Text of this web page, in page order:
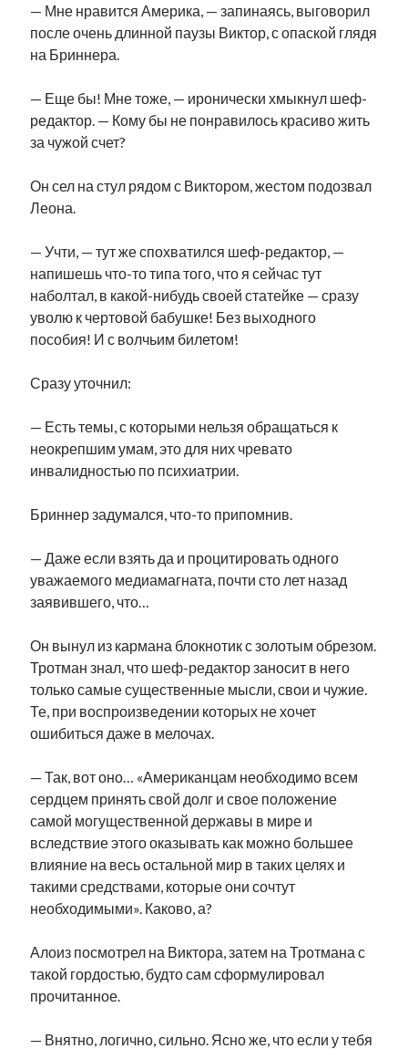
— Мне нравится Америка, — запинаясь, выговорил
после очень длинной паузы Виктор, с опаской глядя
на Бриннера.
— Еще бы! Мне тоже, — иронически хмыкнул шеф-
редактор. — Кому бы не понравилось красиво жить
за чужой счет?
Он сел на стул рядом с Виктором, жестом подозвал
Леона.
— Учти, — тут же спохватился шеф-редактор, —
напишешь что-то типа того, что я сейчас тут
наболтал, в какой-нибудь своей статейке — сразу
уволю к чертовой бабушке! Без выходного
пособия! И с волчьим билетом!
Сразу уточнил:
— Есть темы, с которыми нельзя обращаться к
неокрепшим умам, это для них чревато
инвалидностью по психиатрии.
Бриннер задумался, что-то припомнив.
— Даже если взять да и процитировать одного
уважаемого медиамагната, почти сто лет назад
заявившего, что…
Он вынул из кармана блокнотик с золотым обрезом.
Тротман знал, что шеф-редактор заносит в него
только самые существенные мысли, свои и чужие.
Те, при воспроизведении которых не хочет
ошибиться даже в мелочах.
— Так, вот оно… «Американцам необходимо всем
сердцем принять свой долг и свое положение
самой могущественной державы в мире и
вследствие этого оказывать как можно большее
влияние на весь остальной мир в таких целях и
такими средствами, которые они сочтут
необходимыми». Каково, а?
Алоиз посмотрел на Виктора, затем на Тротмана с
такой гордостью, будто сам сформулировал
прочитанное.
— Внятно, логично, сильно. Ясно же, что если у тебя